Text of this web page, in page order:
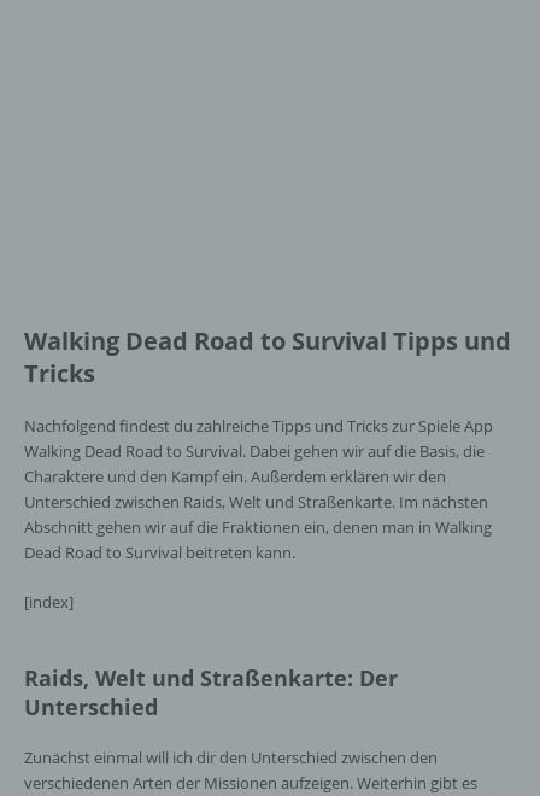
Walking Dead Road to Survival Tipps und
Tricks
Nachfolgend findest du zahlreiche Tipps und Tricks zur Spiele App
Walking Dead Road to Survival. Dabei gehen wir auf die Basis, die
Charaktere und den Kampf ein. Außerdem erklären wir den
Unterschied zwischen Raids, Welt und Straßenkarte. Im nächsten
Abschnitt gehen wir auf die Fraktionen ein, denen man in Walking
Dead Road to Survival beitreten kann.
[index]
Raids, Welt und Straßenkarte: Der
Unterschied
Zunächst einmal will ich dir den Unterschied zwischen den
verschiedenen Arten der Missionen aufzeigen. Weiterhin gibt es